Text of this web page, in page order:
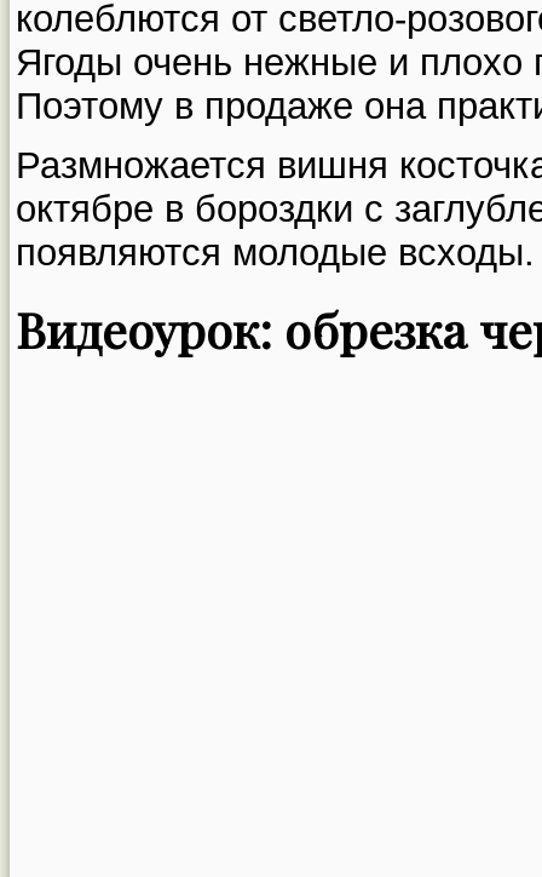
колеблются от светло-
Ягоды очень нежные и плохо
Поэтому в продаже она
Размножается вишня
октябре в бороздки с
появляются молодые всходы.
Видеоурок: обрезка